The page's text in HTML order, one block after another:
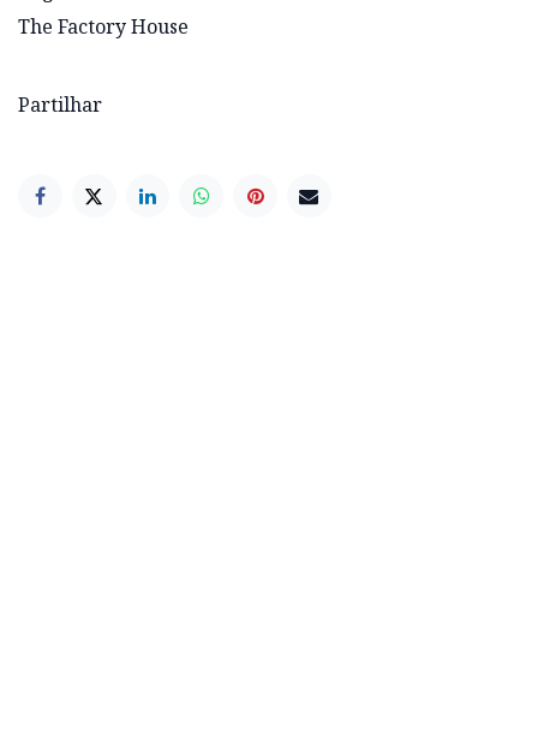
The Factory House
Partilhar